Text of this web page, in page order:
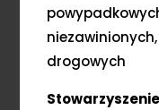
drogowych